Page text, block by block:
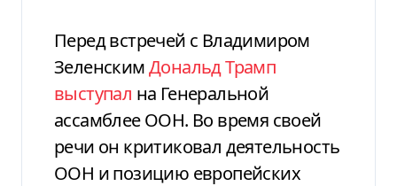
Перед встречей с Владимиром
ЗеленскимДональд Трамп
выступал на Генеральной
ассамблее ООН. Во время своей
речи он критиковал деятельность
ООН и позицию европейских